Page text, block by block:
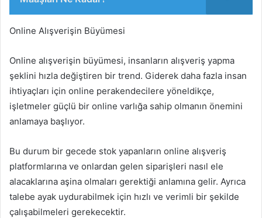
Online Alışverişin Büyümesi
Online alışverişin büyümesi, insanların alışveriş yapma
şeklini hızla değiştiren bir trend. Giderek daha fazla insan
ihtiyaçları için online perakendecilere yöneldikçe,
işletmeler güçlü bir online varlığa sahip olmanın önemini
anlamaya başlıyor.
Bu durum bir gecede stok yapanların online alışveriş
platformlarına ve onlardan gelen siparişleri nasıl ele
alacaklarına aşina olmaları gerektiği anlamına gelir. Ayrıca
talebe ayak uydurabilmek için hızlı ve verimli bir şekilde
çalışabilmeleri gerekecektir.